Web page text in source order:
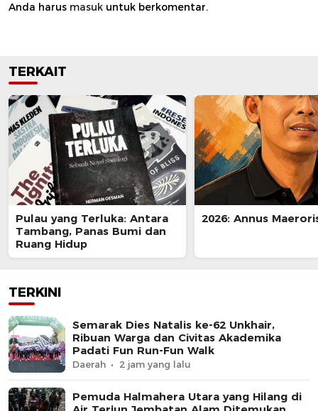
Anda harus masuk untuk berkomentar.
TERKAIT
Pulau yang Terluka: Antara
Tambang, Panas Bumi dan
Ruang Hidup
2026: Annus
TERKINI
Semarak Dies Natalis ke-62 Unkhair,
Ribuan Warga dan Civitas Akademika
Padati Fun Run-Fun Walk
Daerah 2 jam yang lalu
Pemuda Halmahera Utara yang Hilang di